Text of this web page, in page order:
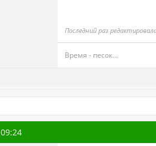
Последний раз
Время - песок...
09:24